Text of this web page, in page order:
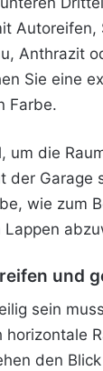
Anthrazit
Sie eine
Farbe.
um die
der
wie zum
und
sein
den